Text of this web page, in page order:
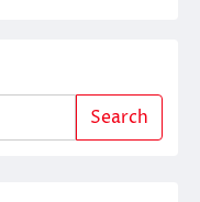
Search